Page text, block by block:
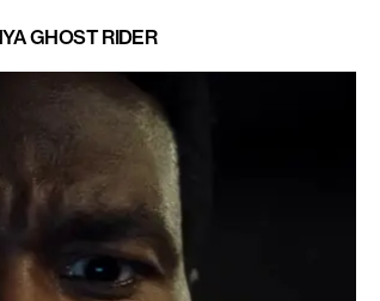
GHOST RIDER